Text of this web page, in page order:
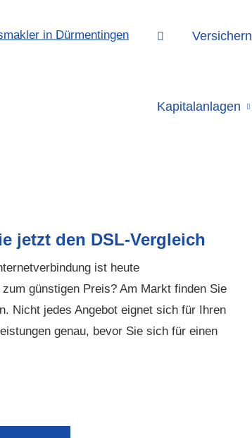
Versichern
Kapitalanlagen
jetzt den DSL-Vergleich
ist heute
günstigen Preis? Am Markt finden Sie
Nicht jedes Angebot eignet sich für Ihren
genau, bevor Sie sich für einen